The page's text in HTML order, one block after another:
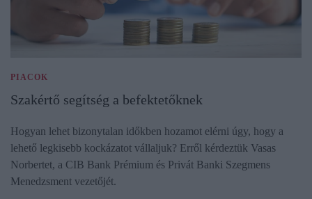
PIACOK
Szakértő segítség a befektetőknek
Hogyan lehet bizonytalan időkben hozamot elérni úgy, hogy a
lehető legkisebb kockázatot vállaljuk? Erről kérdeztük Vasas
Norbertet, a CIB Bank Prémium és Privát Banki Szegmens
Menedzsment vezetőjét.